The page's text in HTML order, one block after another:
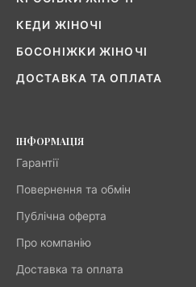
КЕДИ ЖІНОЧІ
БОСОНІЖКИ ЖІНОЧІ
ДОСТАВКА ТА ОПЛАТА
ІНФОРМАЦІЯ
Гарантії
Повернення та обмін
Публічна оферта
Про компанію
Доставка та оплата